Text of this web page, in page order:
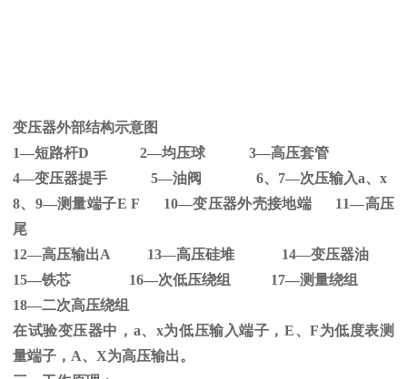
变压器外部结构示意图
1—短路杆D 2—均压球 3—高压套管
4—变压器提手 5—油阀 6、 7—次压输入a、 x
8、 9—测量端子E F 10—变压器外壳接地端 11—高压
尾
12—高压输出A 13—高压硅堆 14—变压器油
15—铁芯 16—次低压绕组 17—测量绕组
18—二次高压绕组
在试验变压器中， a、 x为低压输入端子， E、F为低度表测
量端子， A、 X为高压输出。